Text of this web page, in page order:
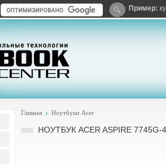
ВКонтактеGoogle+Яндекс: Каталог виджетовПример:
Главная Ноутбуки Acer
НОУТБУК ACER ASPIRE 7745G-